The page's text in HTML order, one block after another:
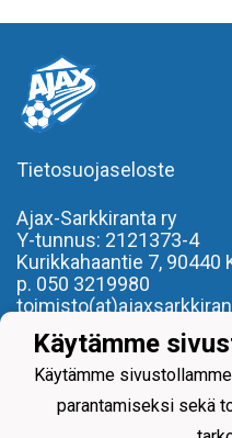
Tietosuojaseloste
Ajax-Sarkkiranta ry
Y-tunnus: 2121373-4
Kurikkahaantie 7, 90440
p. 050 3219980
- REILU PELI, REILU
Käytämme
Käytämme
parantamiseksi sekä